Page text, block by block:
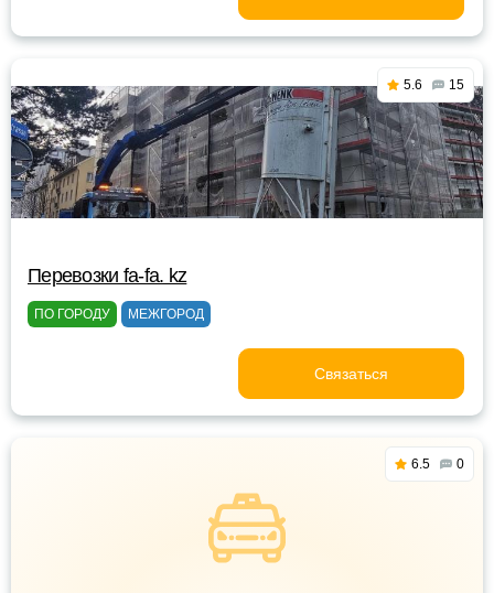
5.6 15
Перевозки fa-fa. kz
ПО ГОРОДУ МЕЖГОРОД
Связаться
6.5 0